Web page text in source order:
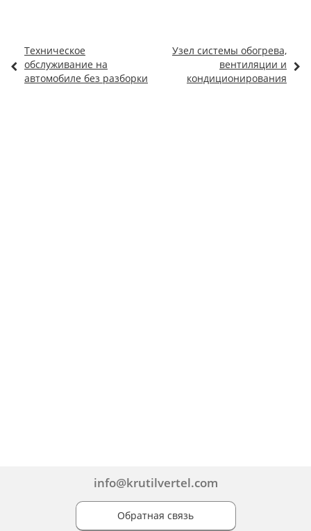
Техническое
обслуживание на
автомобиле без разборки
Узел системы обогрева,
вентиляции и
кондиционирования
info@krutilvertel.com
Обратная связь